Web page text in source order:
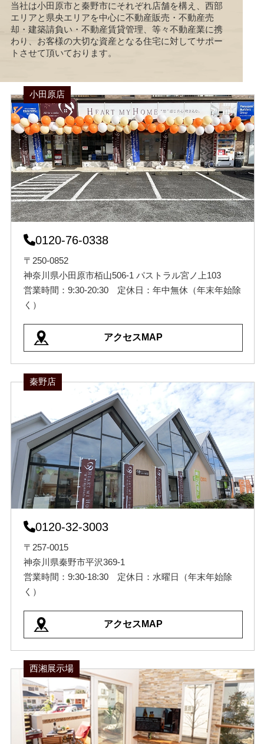
当社は小田原市と秦野市にそれぞれ店舗を構え、西部
エリアと県央エリアを中心に不動産販売・不動産売
却・建築請負い・不動産賃貸管理、等々不動産業に携
わり、お客様の大切な資産となる住宅に対してサポー
トさせて頂いております。
小田原店
0120-76-0338
〒250-0852
神奈川県小田原市栢山506-1 パストラル宮ノ上103
営業時間：9:30-20:30 定休日：年中無休（年末年始除
く）
アクセスMAP
秦野店
0120-32-3003
〒257-0015
神奈川県秦野市平沢369-1
営業時間：9:30-18:30 定休日：水曜日（年末年始除
く）
アクセスMAP
西湘展示場